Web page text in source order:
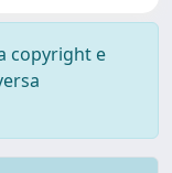
copyright e